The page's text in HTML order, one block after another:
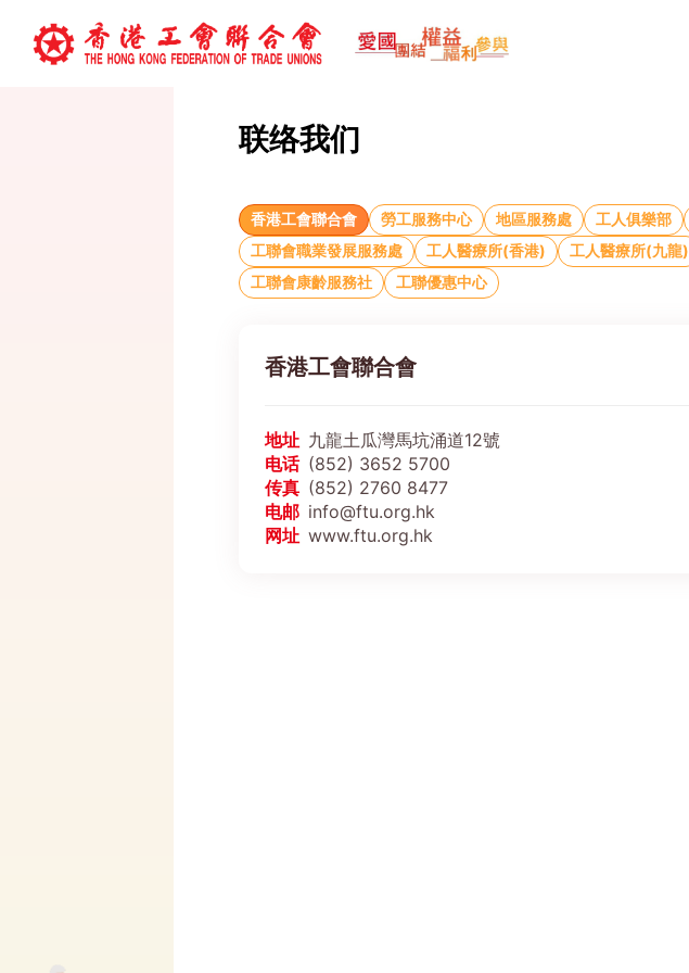
联络我们
香港工會聯合會 勞工服務中心 地區服務處 工人俱樂部
工聯會職業發展服務處
工人醫療所(香港) 工人醫療所(九龍)
工聯會康齡服務社
工聯優惠中心
香港工會聯合會
地址 九龍土瓜灣馬坑涌道12號
电话 (852) 3652 5700
传真 (852) 2760 8477
电邮 info@ftu.org.hk
网址 www.ftu.org.hk